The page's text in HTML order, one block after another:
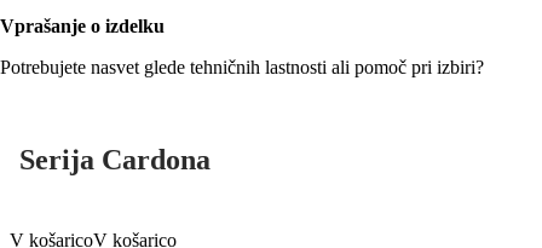
Vprašanje o izdelku
Potrebujete nasvet glede tehničnih lastnosti ali pomoč pri izbiri?
Serija Cardona
V košaricoV košarico